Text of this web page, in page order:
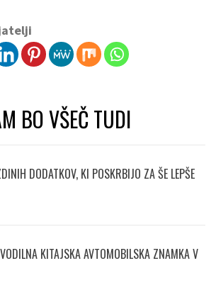
BO VŠEČ TUDI
DODATKOV, KI POSKRBIJO ZA ŠE LEPŠE
KITAJSKA AVTOMOBILSKA ZNAMKA V